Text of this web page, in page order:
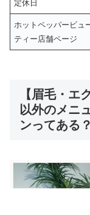
定休日
ホットペッパービュ
ティー店舗ページ
【眉毛・エ
以外のメニ
ンってある？